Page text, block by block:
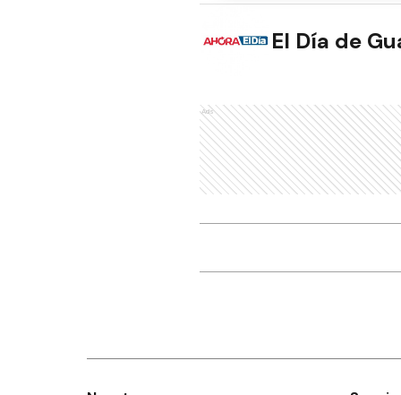
El Día de
Ads